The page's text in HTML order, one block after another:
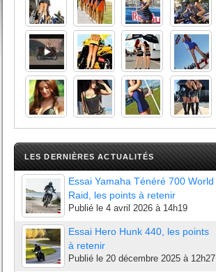
LES DERNIÈRES ACTUALITÉS
Essai Yamaha Ténéré 700 World
Raid, les points à retenir
Publié le 4 avril 2026 à 14h19
Essai Hero Hunk 440, les points
à retenir
Publié le 20 décembre 2025 à 12h27